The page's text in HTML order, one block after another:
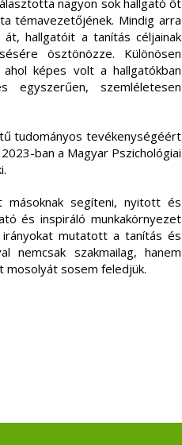
nagyon sok hallgató őt
témavezetőjének. Mindig arra
hallgatóit a tanítás céljainak
ösztönözze. Különösen
képes volt a hallgatókban
egyszerűen, szemléletesen
tudományos tevékenységéért
ban a Magyar Pszichológiai
másoknak segíteni, nyitott és
és inspiráló munkakörnyezet
irányokat mutatott a tanítás és
nemcsak szakmailag, hanem
mosolyát sosem feledjük.